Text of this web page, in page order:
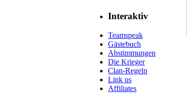
Interaktiv
Teamspeak
Gästebuch
Abstimmungen
Die Krieger
Clan-Regeln
Link us
Affiliates